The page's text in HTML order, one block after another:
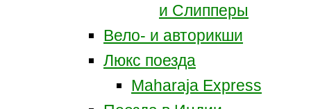
и Слипперы
Вело- и авторикши
Люкс поезда
Maharaja Express